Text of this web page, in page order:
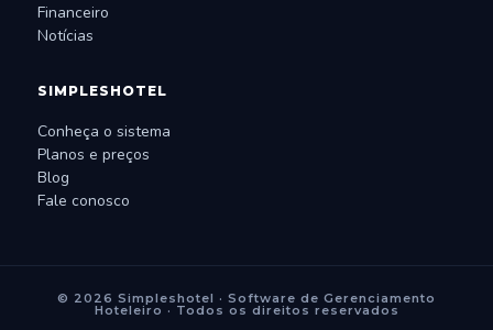
Financeiro
Notícias
SIMPLESHOTEL
Conheça o sistema
Planos e preços
Blog
Fale conosco
© 2026 Simpleshotel · Software de Gerenciamento
Hoteleiro · Todos os direitos reservados